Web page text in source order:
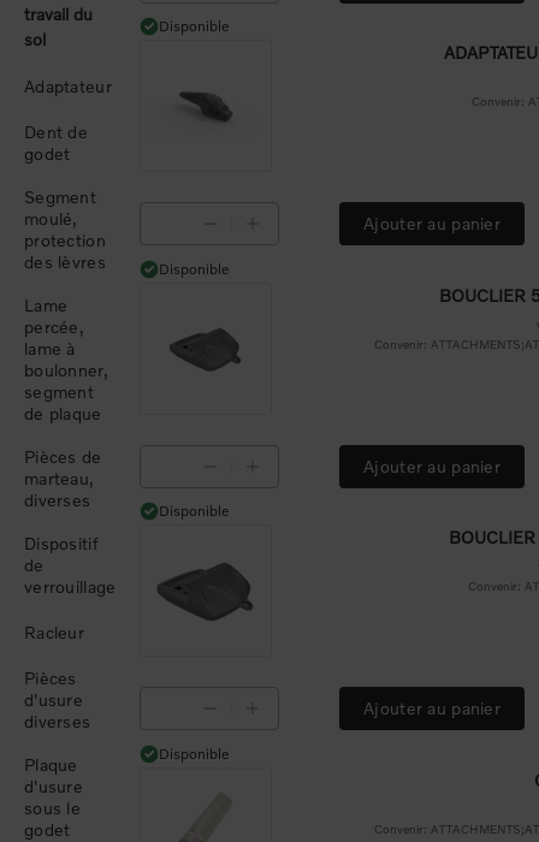
travail du
sol
Adaptateur
Dent de
godet
Segment
moulé,
protection
des lèvres
Lame
percée,
lame à
boulonner,
segment
de plaque
Pièces de
marteau,
diverses
Dispositif
de
verrouillage
Racleur
Pièces
d'usure
diverses
Plaque
d'usure
sous le
godet
Disponible
Disponible
Convenir:
Ajouter au panier
Disponible
Disponible
BOUCLIER
Convenir:
Ajouter au panier
Disponible
Disponible
Convenir:
Ajouter au panier
Disponible
Disponible
Convenir: